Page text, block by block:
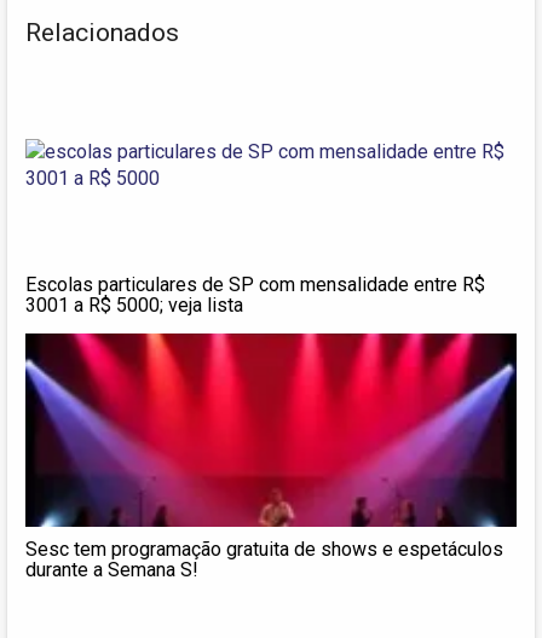
Relacionados
Escolas particulares de SP com mensalidade entre R$
3001 a R$ 5000; veja lista
Sesc tem programação gratuita de shows e espetáculos
durante a Semana S!